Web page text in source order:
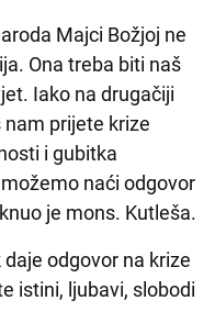
Majci Božjoj ne
Ona treba biti naš
Iako na drugačiji
nam prijete krize
i gubitka
naći odgovor
je mons. Kutleša.
odgovor na krize
istini, ljubavi, slobodi